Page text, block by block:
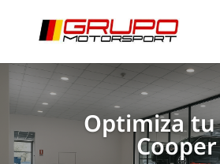
Optimiza
Cooper
[/et_pb_slide] [/et_pb_slide]